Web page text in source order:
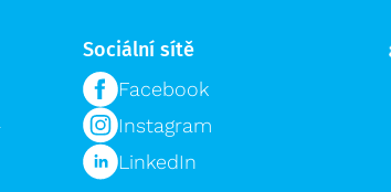
Sociální sítě
Facebook
Instagram
LinkedIn